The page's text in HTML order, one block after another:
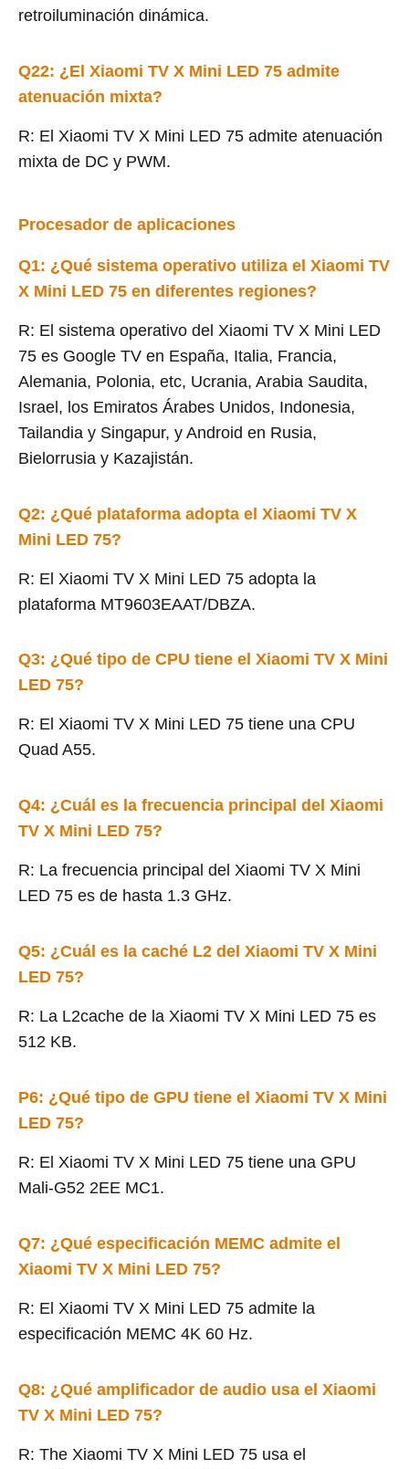
retroiluminación dinámica.
Q22: ¿El Xiaomi TV X Mini LED 75 admite
atenuación mixta?
R: El Xiaomi TV X Mini LED 75 admite atenuación
mixta de DC y PWM.
Procesador de aplicaciones
Q1: ¿Qué sistema operativo utiliza el Xiaomi TV
X Mini LED 75 en diferentes regiones?
R: El sistema operativo del Xiaomi TV X Mini LED
75 es Google TV en España, Italia, Francia,
Alemania, Polonia, etc, Ucrania, Arabia Saudita,
Israel, los Emiratos Árabes Unidos, Indonesia,
Tailandia y Singapur, y Android en Rusia,
Bielorrusia y Kazajistán.
Q2: ¿Qué plataforma adopta el Xiaomi TV X
Mini LED 75?
R: El Xiaomi TV X Mini LED 75 adopta la
plataforma MT9603EAAT/DBZA.
Q3: ¿Qué tipo de CPU tiene el Xiaomi TV X Mini
LED 75?
R: El Xiaomi TV X Mini LED 75 tiene una CPU
Quad A55.
Q4: ¿Cuál es la frecuencia principal del Xiaomi
TV X Mini LED 75?
R: La frecuencia principal del Xiaomi TV X Mini
LED 75 es de hasta 1.3 GHz.
Q5: ¿Cuál es la caché L2 del Xiaomi TV X Mini
LED 75?
R: La L2cache de la Xiaomi TV X Mini LED 75 es
512 KB.
P6: ¿Qué tipo de GPU tiene el Xiaomi TV X Mini
LED 75?
R: El Xiaomi TV X Mini LED 75 tiene una GPU
Mali-G52 2EE MC1.
Q7: ¿Qué especificación MEMC admite el
Xiaomi TV X Mini LED 75?
R: El Xiaomi TV X Mini LED 75 admite la
especificación MEMC 4K 60 Hz.
Q8: ¿Qué amplificador de audio usa el Xiaomi
TV X Mini LED 75?
R: The Xiaomi TV X Mini LED 75 usa el